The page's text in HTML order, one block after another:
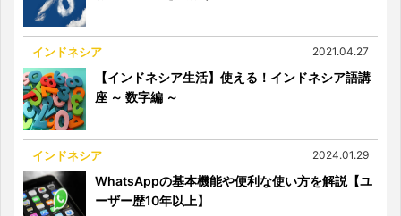
インドネシア 2021.04.27
【インドネシア生活】使える！インドネシア語講
座 ～ 数字編 ～
インドネシア 2024.01.29
WhatsAppの基本機能や便利な使い方を解説【ユ
ーザー歴10年以上】